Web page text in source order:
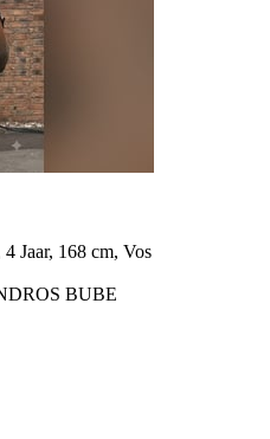
Jaar, 168 cm, Vos
BUBE